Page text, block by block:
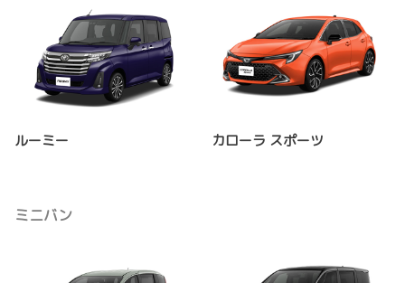
ルーミー カローラ スポーツ
ミニバン